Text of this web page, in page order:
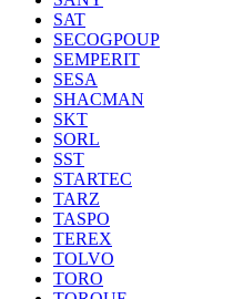
SAT
SECOGPOUP
SEMPERIT
SESA
SHACMAN
SKT
SORL
SST
STARTEC
TARZ
TASPO
TEREX
TOLVO
TORO